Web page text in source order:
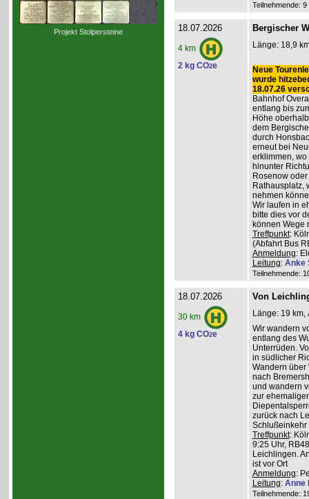
Projekt Stolpersteine
Teilnehmende:
18.07.2026
4 km
2 kg CO2e
Bergischer
Länge: 18,9
Neue
wurde
18.07.26
Bahnhof
entlang bis
Höhe
dem
durch
erneut bei
erklimmen,
hinunter
Rosenow
Rathausplatz,
nehmen
Wir laufen in
bitte dies vor
können Wege
Treffpunkt:
(Abfahrt Bus
Anmeldung:
Leitung: Anke
Teilnehmende:
18.07.2026
30 km
4 kg CO2e
Von
Länge: 19 km,
Wir wandern
entlang des
Unterrüden.
in südlicher
Wandern über
nach
und wandern
zur
zurück nach
Schlußeinkehr
Treffpunkt:
9:25 Uhr,
Leichlingen.
ist vor Ort
Anmeldung:
Leitung: Anne
Teilnehmende: